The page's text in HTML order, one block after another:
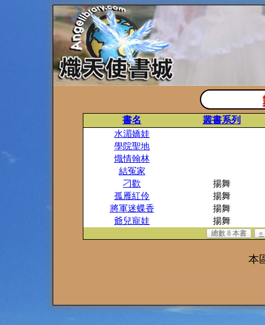
書名 叢書系列
水湄嬌娃
學院聖地
熾情翰林
結冤家
刁歡
揚舞
孤雁紅伶
揚舞
將軍迷蝶香
揚舞
爺兒寵娃
揚舞
總數 8 本書 «
本